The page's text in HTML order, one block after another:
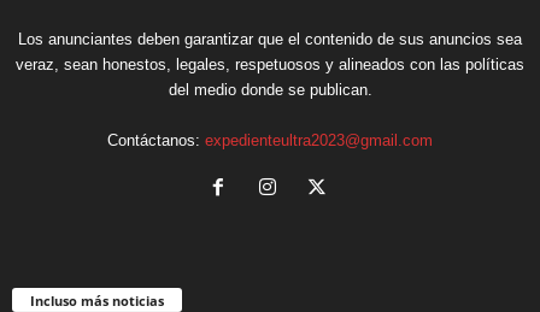
Los anunciantes deben garantizar que el contenido de sus anuncios sea
veraz, sean honestos, legales, respetuosos y alineados con las políticas
del medio donde se publican.
Contáctanos: expedienteultra2023@gmail.com
Incluso más noticias